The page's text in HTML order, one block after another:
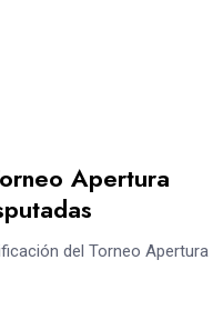
Apertura
del Torneo Apertura